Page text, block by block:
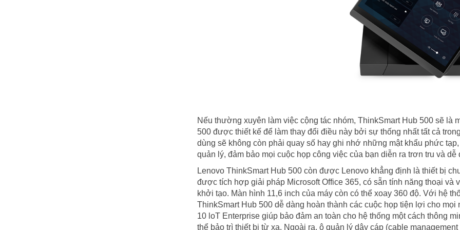
Nếu thường xuyên làm việc cộng tác nhóm, ThinkSmart Hub 500 sẽ là
500 được thiết kế để làm thay đổi điều này bởi sự thống nhất tất cả
dùng sẽ không còn phải quay số hay ghi nhớ những mật khẩu phức
quản lý, đảm bảo mọi cuộc họp công việc của bạn diễn ra trơn tru và dễ
Lenovo ThinkSmart Hub 500 còn được Lenovo khẳng định là thiết bị
được tích hợp giải pháp Microsoft Office 365, có sẵn tính năng thoại
khởi tạo. Màn hình 11,6 inch của máy còn có thể xoay 360 độ. Với hệ
ThinkSmart Hub 500 dễ dàng hoàn thành các cuộc họp tiện lợi cho
10 loT Enterprise giúp bảo đảm an toàn cho hệ thống một cách thông
thể bảo trì thiết bị từ xa. Ngoài ra, ô quản lý dây cáp (cable